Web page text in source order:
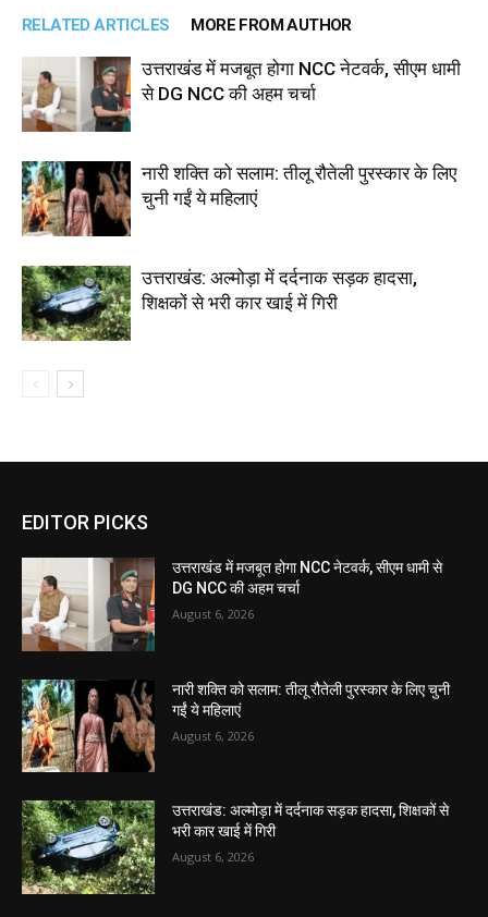
RELATED ARTICLES MORE FROM AUTHOR
उत्तराखंड में मजबूत होगा NCC नेटवर्क, सीएम धामी
से DG NCC की अहम चर्चा
नारी शक्ति को सलाम: तीलू रौतेली पुरस्कार के लिए
चुनी गईं ये महिलाएं
उत्तराखंड: अल्मोड़ा में दर्दनाक सड़क हादसा,
शिक्षकों से भरी कार खाई में गिरी
EDITOR PICKS
उत्तराखंड में मजबूत होगा NCC नेटवर्क, सीएम धामी से
DG NCC की अहम चर्चा
August 6, 2026
नारी शक्ति को सलाम: तीलू रौतेली पुरस्कार के लिए चुनी
गईं ये महिलाएं
August 6, 2026
उत्तराखंड: अल्मोड़ा में दर्दनाक सड़क हादसा, शिक्षकों से
भरी कार खाई में गिरी
August 6, 2026